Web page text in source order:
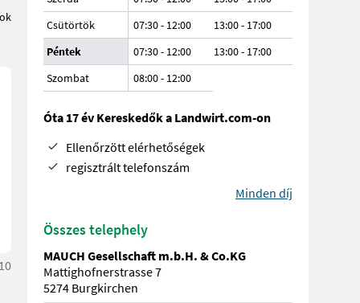
Csütörtök
07:30 - 12:00
13:00 - 17:00
Péntek
07:30 - 12:00
13:00 - 17:00
Szombat
08:00- 12:00
Óta 17 év Kereskedők a Landwirt.com-on
Ellenőrzött elérhetőségek
regisztrált telefonszám
Minden díj
Összes telephely
MAUCH Gesellschaft m.b.H. & Co.KG
Mattighofnerstrasse 7
5274 Burgkirchen